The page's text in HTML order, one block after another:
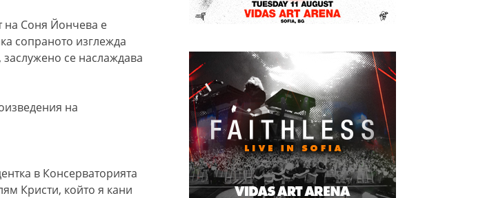
на Соня Йончева е
сопраното изглежда
се наслаждава
на
в Консерваторията
Кристи, който я кани